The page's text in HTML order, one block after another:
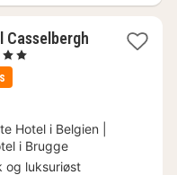
Casselbergh
Hotel i Belgien |
i Brugge
og luksuriøst